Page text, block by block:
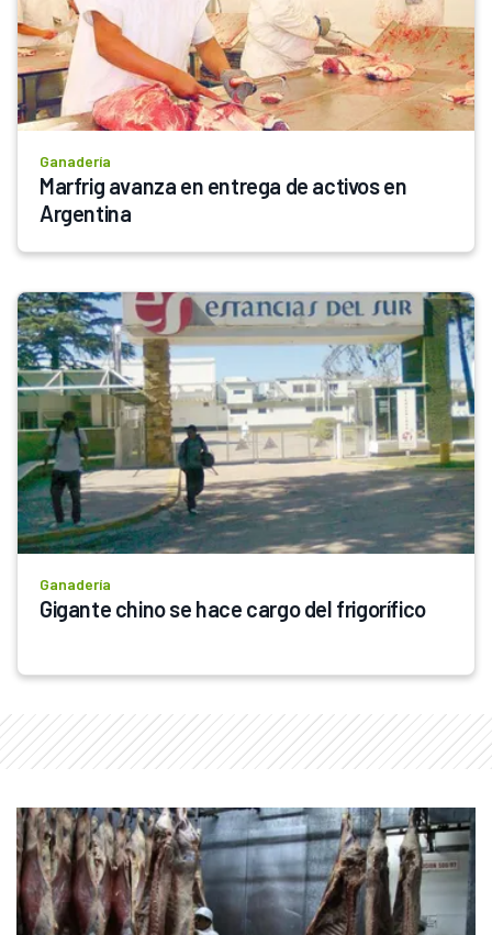
Ganadería
Marfrig avanza en entrega de activos en
Argentina
Ganadería
Gigante chino se hace cargo del frigorífico